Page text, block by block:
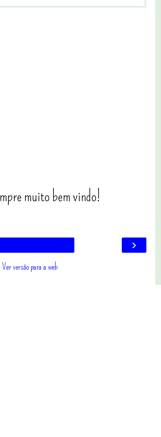
muito bem vindo!
›
Ver versão para a web